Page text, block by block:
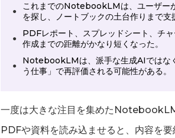
●
これまでのNotebookLMは、ユーザー
を探し、ノートブックの土台作りまで支
●
PDFレポート、スプレッドシート、チ
作成までの距離がかなり短くなった。
●
NotebookLMは、派手な生成AIではな
う仕事」で再評価される可能性がある。
一度は大きな注目を集めた
PDFや資料を読み込ませると、内容を